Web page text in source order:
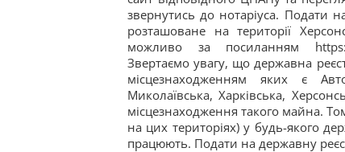
звернутись до нотаріуса. Подати
розташоване на території
можливо за посиланням https://
Звертаємо увагу, що державна
місцезнаходженням яких є
Миколаївська, Харківська,
місцезнаходження такого майна.
на цих територіях) у будь-якого
працюють. Подати на державну